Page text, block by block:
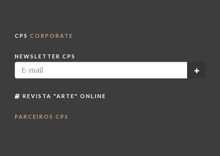
CPS CORPORATE
NEWSLETTER CPS
REVISTA "ARTE" ONLINE
PARCEIROS CPS